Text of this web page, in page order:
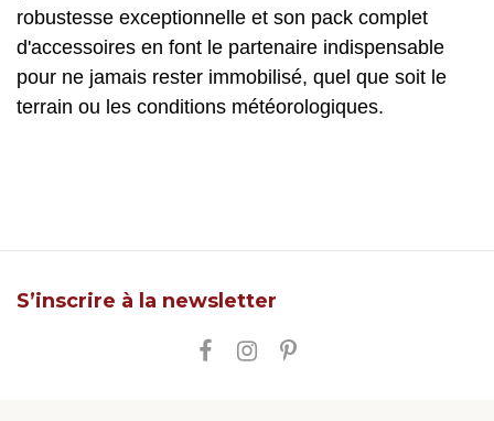
robustesse exceptionnelle et son pack complet
d'accessoires en font le partenaire indispensable
pour ne jamais rester immobilisé, quel que soit le
terrain ou les conditions météorologiques.
S’inscrire à la newsletter